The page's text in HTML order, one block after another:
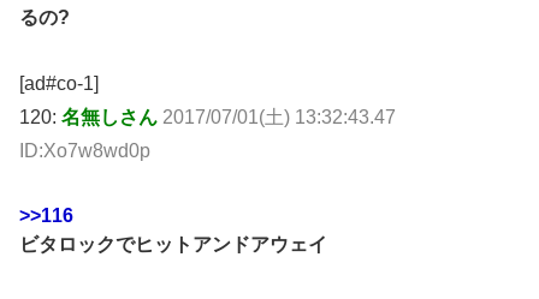
るの?
[ad#co-1]
120: 名無しさん 2017/07/01(土) 13:32:43.47
ID:Xo7w8wd0p
>>116
ビタロックでヒットアンドアウェイ